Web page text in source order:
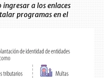
a los enlaces
programas en el